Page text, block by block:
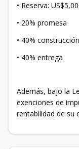
• Reserva:
• 20% promesa
• 40% construcción
• 40% entrega
Además, bajo la
exenciones de
rentabilidad de su